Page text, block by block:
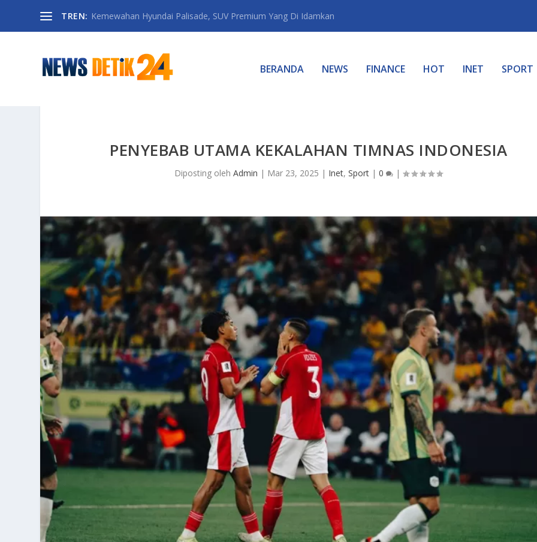
TREN: Kemewahan Hyundai Palisade, SUV Premium Yang Di Idamkan
BERANDA NEWS FINANCE HOT INET SPORT
PENYEBAB UTAMA KEKALAHAN TIMNAS INDONESIA
Diposting olehAdmin | Mar 23, 2025 | Inet,Sport |0 |